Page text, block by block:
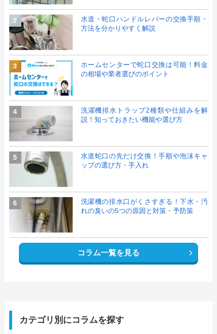
2
水道・蛇口ハンドルレバーの交換手順・
方法を分かりやすく解説
3
ホームセンターで蛇口交換は可能！料金
の相場や業者選びのポイント
4
洗濯機排水トラップ2種類や仕組みを解
説！知っておきたい機能や選び方
5
水道蛇口の先だけ交換！手順や泡沫キャ
ップの選び方・手入れ
6
洗濯機の排水口がくさすぎる！下水・汚
れの臭いの5つの原因と対策・予防策
コラム一覧を見る
カテゴリ別にコラムを探す